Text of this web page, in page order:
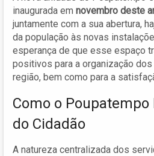
inaugurada em novembro deste
juntamente com a sua abertura,
da população às novas
esperança de que esse espaço
positivos para a organização
região, bem como para a
Como o Poupatempo
do Cidadão
A natureza centralizada dos